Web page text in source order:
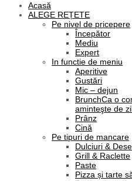
Acasă
ALEGE REȚETE
Pe nivel de pricepere
Începător
Mediu
Expert
In functie de meniu
Aperitive
Gustări
Mic – dejun
BrunchCa o
aminteşte de
Prânz
Cină
Pe tipuri de mancare
Dulciuri &
Grill & Raclette
Paste
Pizza și tarte